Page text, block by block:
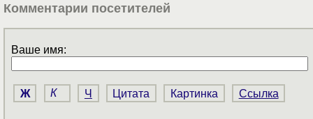
Комментарии посетителей
Ваше имя:
Ж К Ч Цитата Картинка Ссылка